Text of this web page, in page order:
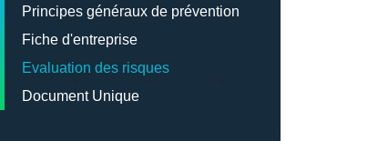
Principes généraux de prévention
Fiche d'entreprise
Evaluation des risques
Document Unique